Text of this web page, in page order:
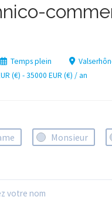
Temps plein
(€) - 35000 EUR (€) / an
Monsieur